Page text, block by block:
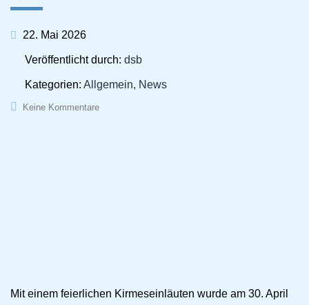
22. Mai 2026
Veröffentlicht durch: dsb
Kategorien: Allgemein, News
Keine Kommentare
Mit einem feierlichen Kirmeseinläuten wurde am 30. April